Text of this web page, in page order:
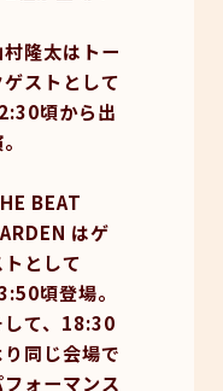
村隆太はトー
ゲストとして
頃から出
BEAT
はゲ
トとして
頃登場。
して、18:30
り同じ会場で
フォーマンス